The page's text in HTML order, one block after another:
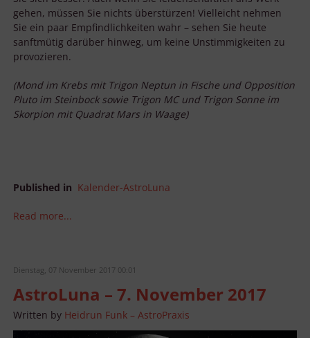
gehen, müssen Sie nichts überstürzen! Vielleicht nehmen
Sie ein paar Empfindlichkeiten wahr – sehen Sie heute
sanftmütig darüber hinweg, um keine Unstimmigkeiten zu
provozieren.
(Mond im Krebs mit Trigon Neptun in Fische und Opposition
Pluto im Steinbock sowie Trigon MC und Trigon Sonne im
Skorpion mit Quadrat Mars in Waage)
Published in Kalender-AstroLuna
Read more...
Dienstag, 07 November 2017 00:01
AstroLuna – 7. November 2017
Written by Heidrun Funk – AstroPraxis
Endgeräteeigenschaften zur Identifikation aktiv abfragen